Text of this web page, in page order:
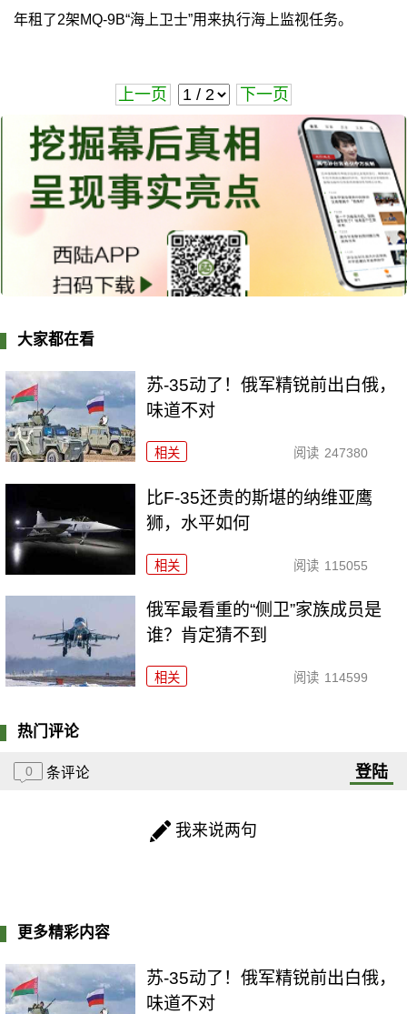
年租了2架MQ-9B“海上卫士”用来执行海上监视任务。
上一页 下一页
大家都在看
苏-35动了！俄军精锐前出白俄，
味道不对
相关 阅读 247380
比F-35还贵的斯堪的纳维亚鹰
狮，水平如何
相关 阅读 115055
俄军最看重的“侧卫”家族成员是
谁？肯定猜不到
相关 阅读 114599
热门评论
0 条评论 登陆
我来说两句
更多精彩内容
苏-35动了！俄军精锐前出白俄，
味道不对